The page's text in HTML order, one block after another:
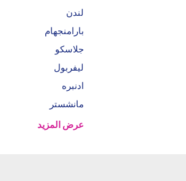
لندن
بارامنجهام
جلاسكو
ليفربول
ادنبره
مانشستر
عرض المزيد